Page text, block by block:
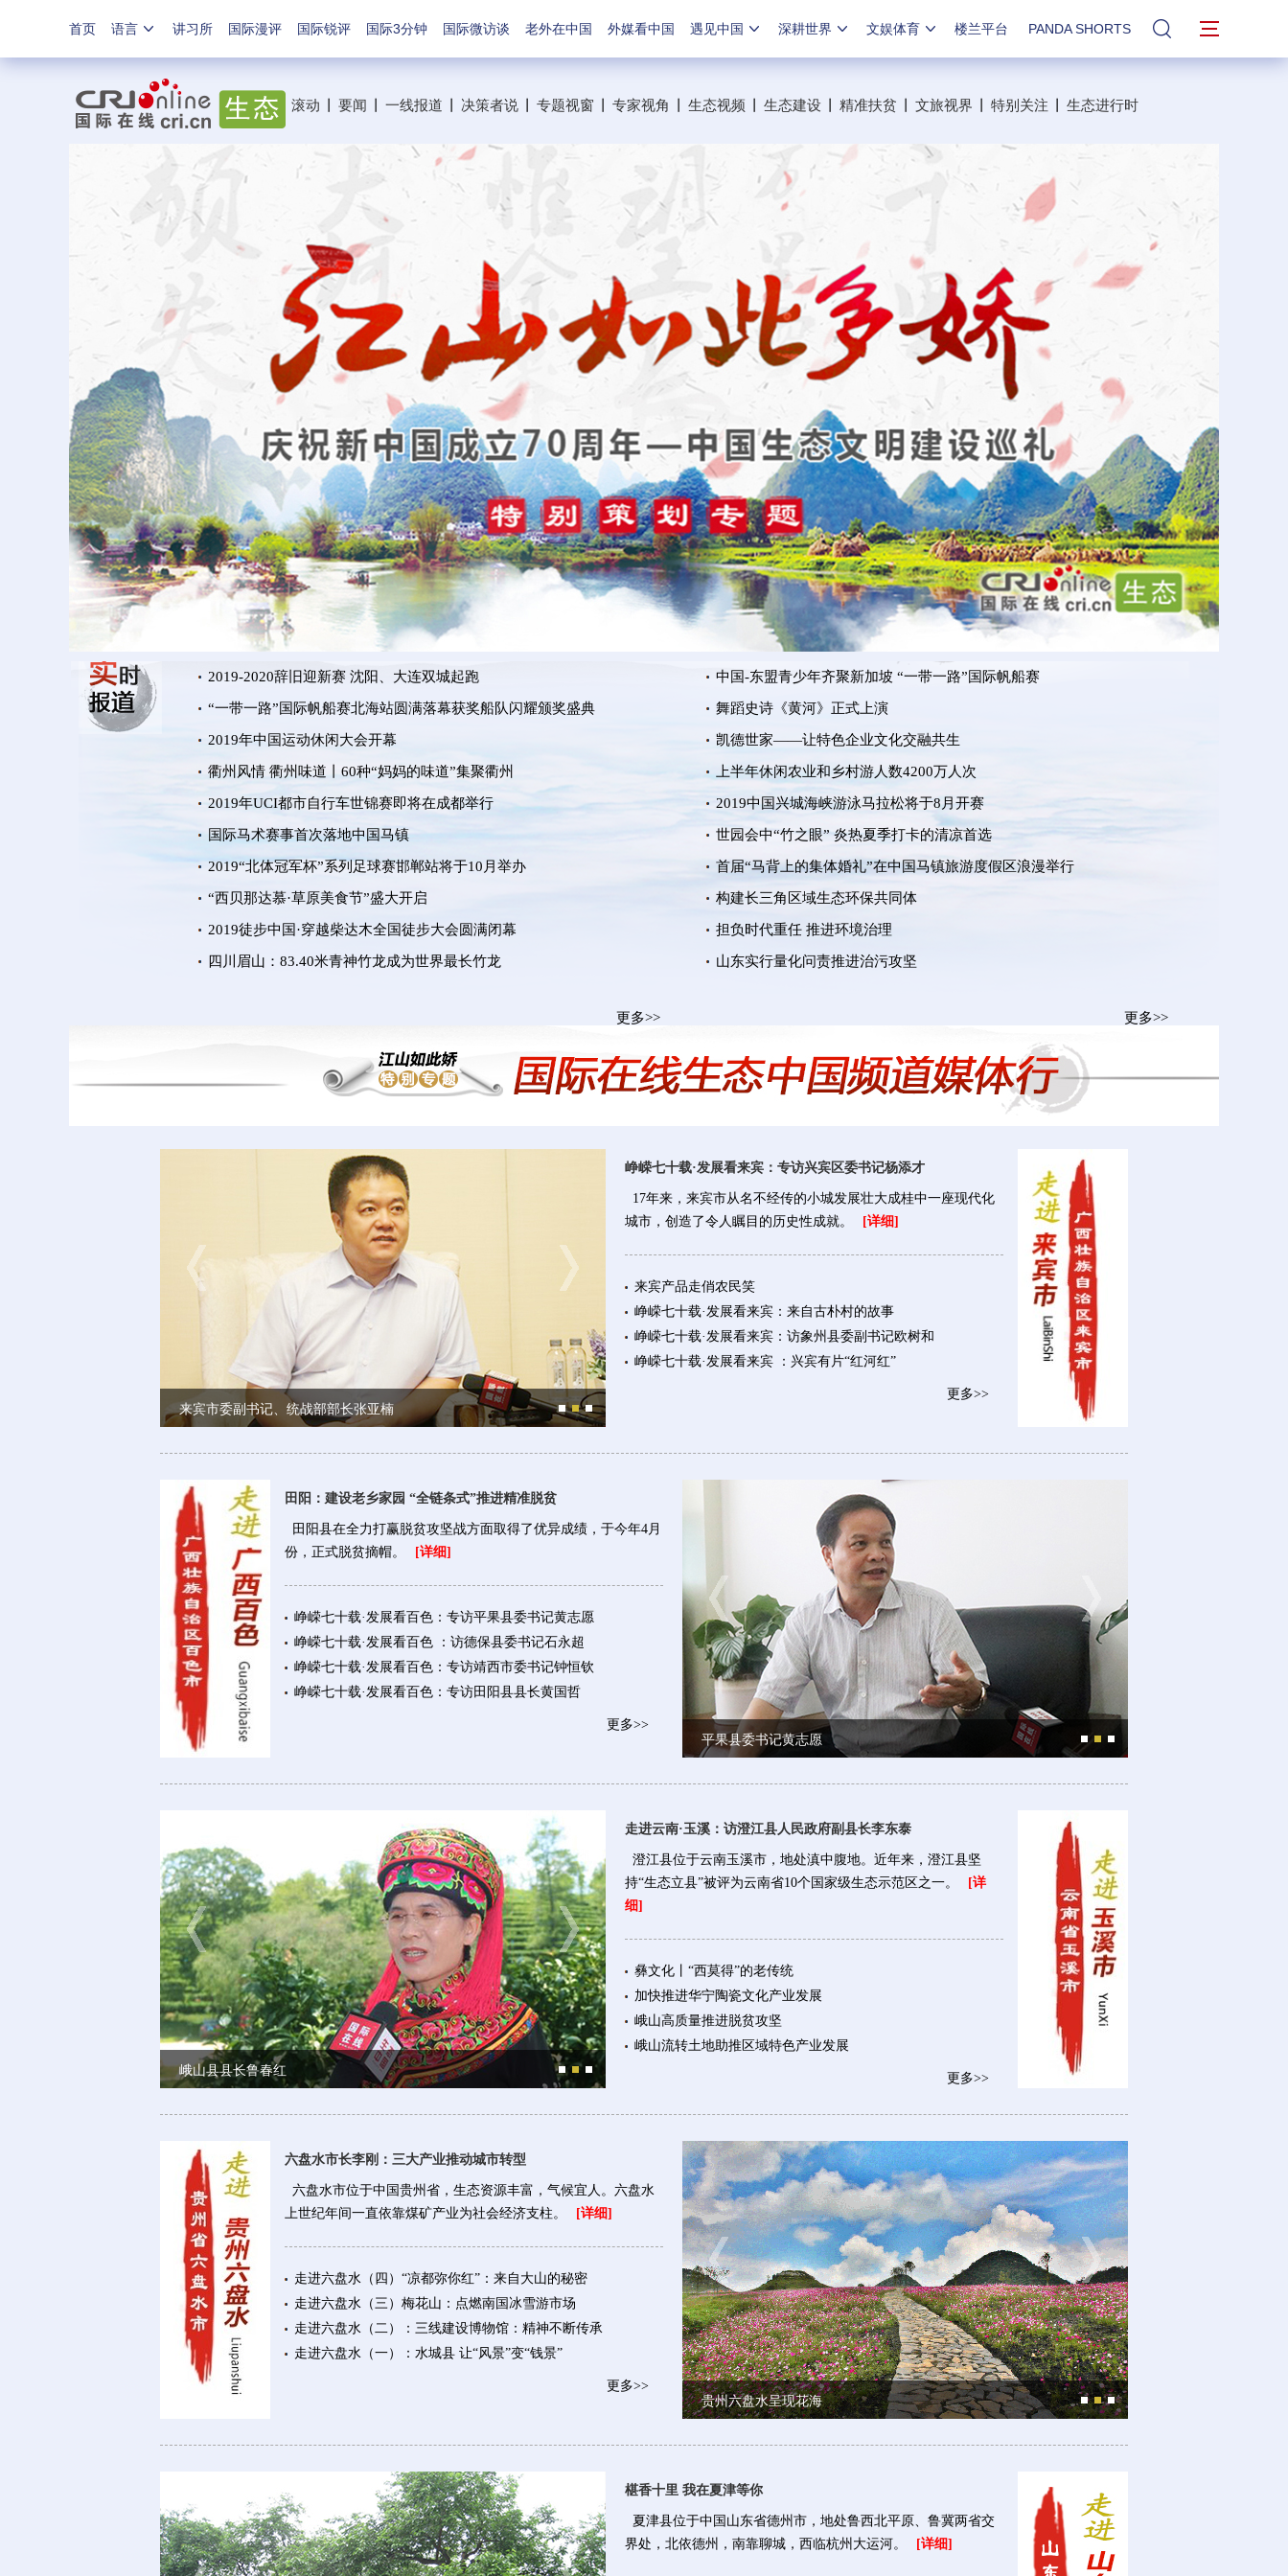
首页 语言 讲习所 国际漫评 国际锐评 国际3分钟 国际微访谈 老外在中国 外媒看中国 遇见中国 深耕世界 文娱体育 楼兰平台 PANDA SHORTS 站内搜索
滚动 要闻 一线报道 决策者说 专题视窗 专家视角 生态视频 生态建设 精准扶贫 文旅视界 特别关注 生态进行时
2019-2020辞旧迎新赛 沈阳、大连双城起跑
“一带一路”国际帆船赛北海站圆满落幕获奖船队闪耀颁奖盛典
2019年中国运动休闲大会开幕
衢州风情 衢州味道丨60种“妈妈的味道”集聚衢州
2019年UCI都市自行车世锦赛即将在成都举行
国际马术赛事首次落地中国马镇
2019“北体冠军杯”系列足球赛邯郸站将于10月举办
“西贝那达慕·草原美食节”盛大开启
2019徒步中国·穿越柴达木全国徒步大会圆满闭幕
四川眉山：83.40米青神竹龙成为世界最长竹龙
更多>>
中国-东盟青少年齐聚新加坡 “一带一路”国际帆船赛
舞蹈史诗《黄河》正式上演
凯德世家——让特色企业文化交融共生
上半年休闲农业和乡村游人数4200万人次
2019中国兴城海峡游泳马拉松将于8月开赛
世园会中“竹之眼” 炎热夏季打卡的清凉首选
首届“马背上的集体婚礼”在中国马镇旅游度假区浪漫举行
构建长三角区域生态环保共同体
担负时代重任 推进环境治理
山东实行量化问责推进治污攻坚
更多>>
来宾市委副书记、统战部部长张亚楠 兴宾区委书记杨添才
峥嵘七十载·发展看来宾：专访兴宾区委书记杨添才
17年来，来宾市从名不经传的小城发展壮大成桂中一座现代化
城市，创造了令人瞩目的历史性成就。
[详细]
来宾产品走俏农民笑
峥嵘七十载·发展看来宾：来自古朴村的故事
峥嵘七十载·发展看来宾：访象州县委副书记欧树和
峥嵘七十载·发展看来宾 ：兴宾有片“红河红”
更多>>
田阳：建设老乡家园 “全链条式”推进精准脱贫
田阳县在全力打赢脱贫攻坚战方面取得了优异成绩，于今年4月
份，正式脱贫摘帽。
[详细]
峥嵘七十载·发展看百色：专访平果县委书记黄志愿
峥嵘七十载·发展看百色 ：访德保县委书记石永超
峥嵘七十载·发展看百色：专访靖西市委书记钟恒钦
峥嵘七十载·发展看百色：专访田阳县县长黄国哲
更多>>
平果县委书记黄志愿
峨山县县长鲁春红 澄江县人民政府副县长李东泰
走进云南·玉溪：访澄江县人民政府副县长李东泰
澄江县位于云南玉溪市，地处滇中腹地。近年来，澄江县坚
持“生态立县”被评为云南省10个国家级生态示范区之一。
[详
细]
彝文化丨“西莫得”的老传统
加快推进华宁陶瓷文化产业发展
峨山高质量推进脱贫攻坚
峨山流转土地助推区域特色产业发展
更多>>
六盘水市长李刚：三大产业推动城市转型
六盘水市位于中国贵州省，生态资源丰富，气候宜人。六盘水
上世纪年间一直依靠煤矿产业为社会经济支柱。
[详细]
走进六盘水（四）“凉都弥你红”：来自大山的秘密
走进六盘水（三）梅花山：点燃南国冰雪游市场
走进六盘水（二）：三线建设博物馆：精神不断传承
走进六盘水（一）：水城县 让“风景”变“钱景”
更多>>
贵州六盘水呈现花海
椹香十里 我在夏津等你
夏津县位于中国山东省德州市，地处鲁西北平原、鲁冀两省交
界处，北依德州，南靠聊城，西临杭州大运河。
[详细]